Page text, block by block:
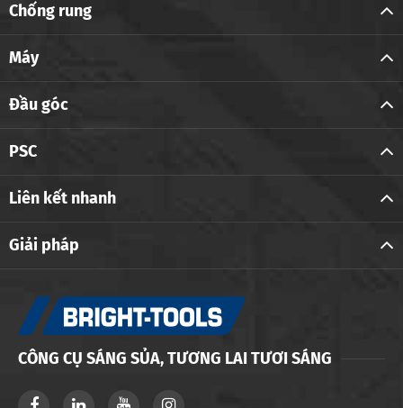
Chống rung
Máy
Đầu góc
PSC
Liên kết nhanh
Giải pháp
CÔNG CỤ SÁNG SỦA, TƯƠNG LAI TƯƠI SÁNG